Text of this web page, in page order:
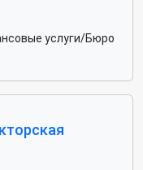
услуги/Бюро